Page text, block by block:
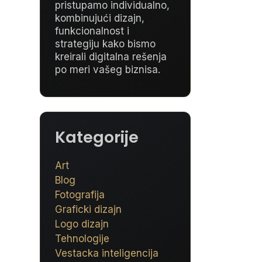
pristupamo individualno,
kombinujući dizajn,
funkcionalnost i
strategiju kako bismo
kreirali digitalna rešenja
po meri vašeg biznisa.
Kategorije
Art
Blog
Fotografija
Graficki dizajn
Logo dizajn
Tehnologije
Vestacka inteligencija